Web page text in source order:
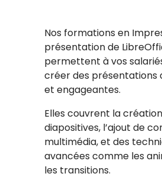
Nos formations en
présentation de
permettent à vos
créer des présentations
et engageantes.
Elles couvrent la
diapositives, l’ajout de
multimédia, et des
avancées comme les
les transitions.